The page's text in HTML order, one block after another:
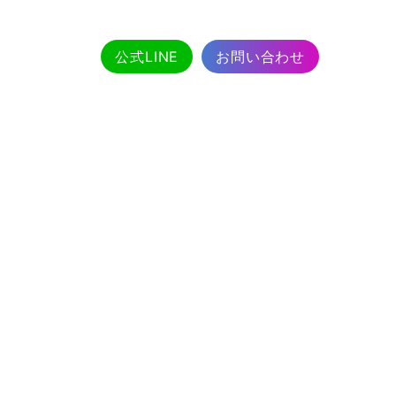
公式LINE お問い合わせ